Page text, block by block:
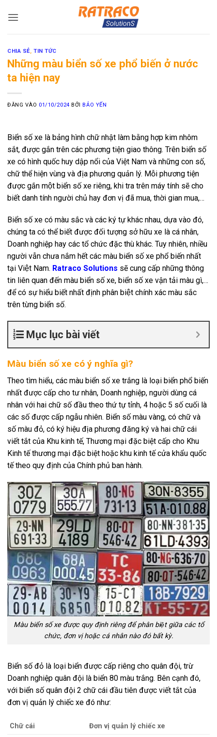
qua
CHIA SẺ,TIN TỨC
Những màu biển số xe phổ biến ở nước
ta hiện nay
ĐĂNG VÀO 01/10/2024 BỞIBẢO YẾN
Biển số xe là bảng hình chữ nhật làm bằng hợp kim nhôm
sắt, được gắn trên các phương tiện giao thông. Trên biển số
xe có hình quốc huy dập nổi của Việt Nam và những con số,
chữ thể hiện vùng và địa phương quản lý. Mỗi phương tiện
được gắn một biển số xe riêng, khi tra trên máy tính sẽ cho
biết danh tính người chủ hay đơn vị đã mua, thời gian mua,…
Biển số xe có màu sắc và các ký tự khác nhau, dựa vào đó,
chúng ta có thể biết được đối tượng sở hữu xe là cá nhân,
Doanh nghiệp hay các tổ chức đặc thù khác. Tuy nhiên, nhiều
người vẫn chưa nắm hết các màu biển số xe phổ biến nhất
tại Việt Nam. Ratraco Solutions sẽ cung cấp những thông
tin liên quan đến màu biển số xe, biển số xe vận tải màu gì,…
để có sự hiểu biết nhất định phân biệt chính xác màu sắc
trên từng biển số.
Mục lục bài viết
Màu biển số xe có ý nghĩa gì?
Theo tìm hiểu, các màu biển số xe trắng là loại biển phổ biến
nhất được cấp cho tư nhân, Doanh nghiệp, người dùng cá
nhân với hai chữ số đầu theo thứ tự tỉnh, 4 hoặc 5 số cuối là
các số được cấp ngẫu nhiên. Biển số màu vàng, có chữ và
số màu đỏ, có ký hiệu địa phương đăng ký và hai chữ cái
viết tắt của Khu kinh tế, Thương mại đặc biệt cấp cho Khu
Kinh tế thương mại đặc biệt hoặc khu kinh tế cửa khẩu quốc
tế theo quy định của Chính phủ ban hành.
Màu biển số xe được quy định riêng để phân biệt giữa các tổ
chức, đơn vị hoặc cá nhân nào đó bất kỳ.
Biển số đỏ là loại biển được cấp riêng cho quân đội, trừ
Doanh nghiệp quân đội là biển 80 màu trắng. Bên cạnh đó,
với biển số quân đội 2 chữ cái đầu tiên được viết tắt của
đơn vị quản lý chiếc xe đó như:
Chữ cái
Đơn vị quản lý chiếc xe